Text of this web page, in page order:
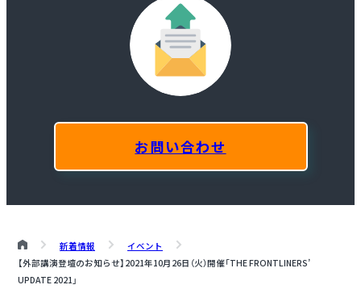
お問い合わせ
新着情報
イベント
【外部講演登壇のお知らせ】 2021年10月26日（火）開催「THE FRONTLINERS’
UPDATE 2021」